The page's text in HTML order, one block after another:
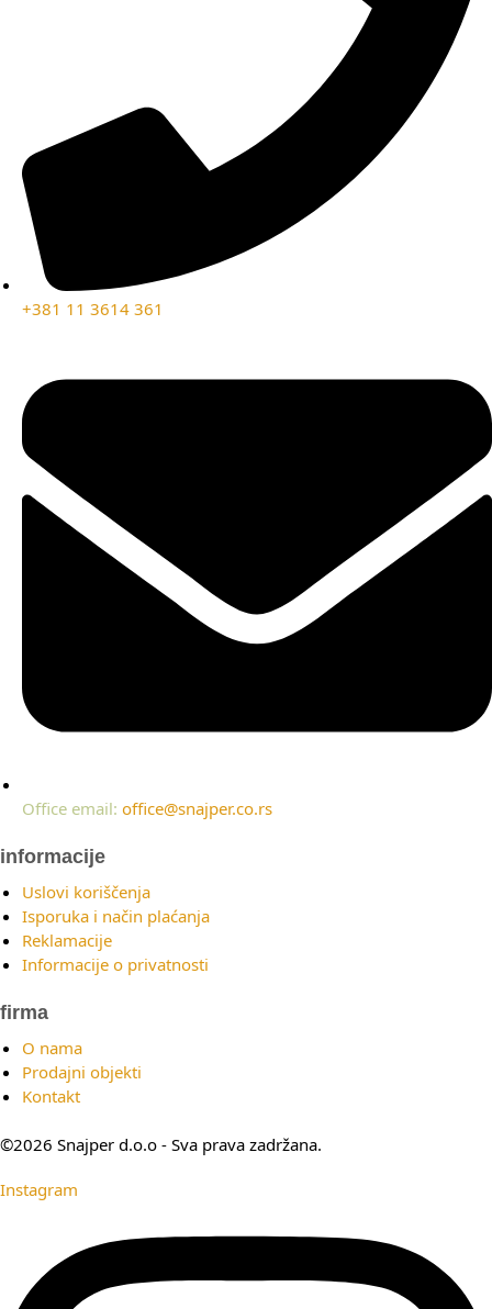
+381 11 3614 361
Office email: office@snajper.co.rs
informacije
Uslovi koriščenja
Isporuka i način plaćanja
Reklamacije
Informacije o privatnosti
firma
O nama
Prodajni objekti
Kontakt
©2026 Snajper d.o.o - Sva prava zadržana.
Instagram